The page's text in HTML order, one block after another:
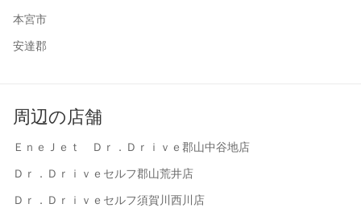
本宮市
安達郡
周辺の店舗
ＥｎｅＪｅｔ Ｄｒ．Ｄｒｉｖｅ郡山中谷地店
Ｄｒ．Ｄｒｉｖｅセルフ郡山荒井店
Ｄｒ．Ｄｒｉｖｅセルフ須賀川西川店